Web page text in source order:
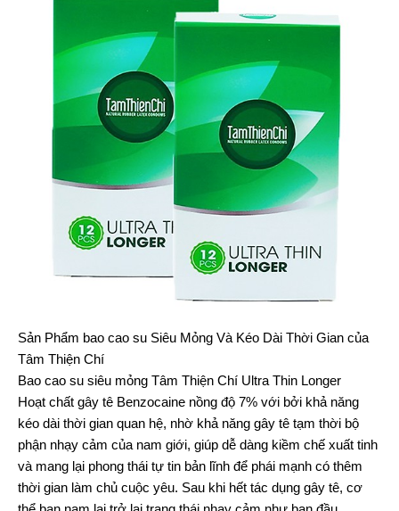
Sản Phẩm bao cao su Siêu Mỏng Và Kéo Dài Thời Gian của
Tâm Thiện Chí
Bao cao su siêu mỏng Tâm Thiện Chí Ultra Thin Longer
Hoạt chất gây tê Benzocaine nồng độ 7% với bởi khả năng
kéo dài thời gian quan hệ, nhờ khả năng gây tê tạm thời bộ
phận nhạy cảm của nam giới, giúp dễ dàng kiềm chế xuất tinh
và mang lại phong thái tự tin bản lĩnh để phái mạnh có thêm
thời gian làm chủ cuộc yêu. Sau khi hết tác dụng gây tê, cơ